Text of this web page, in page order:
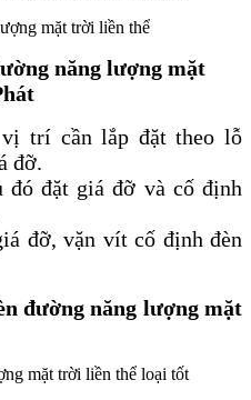
năng lượng mặt
trí cần lắp đặt theo lỗ
đỡ.
đó đặt giá đỡ và cố định
đỡ, vặn vít cố định đèn
đường năng lượng mặt